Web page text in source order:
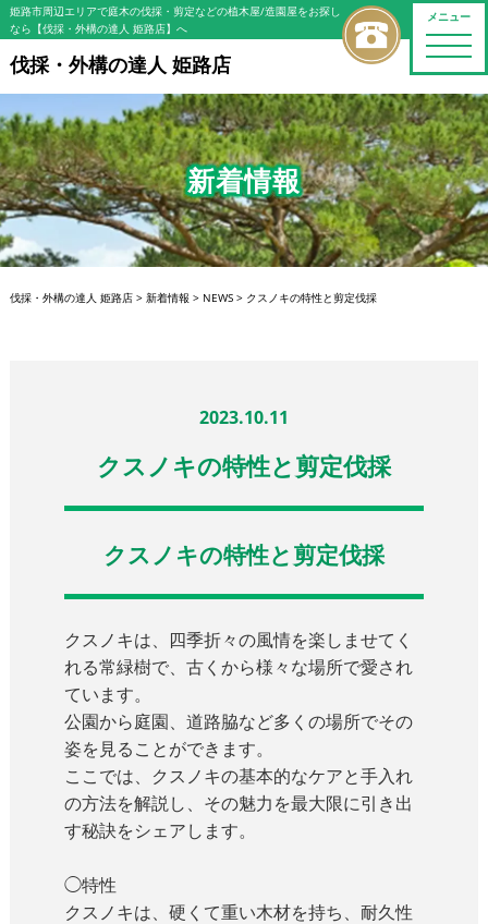
メニュー
toggle
姫路市周辺エリアで庭木の伐採・剪定などの植木屋/造園屋をお探し
なら【伐採・外構の達人 姫路店】へ
伐採・外構の達人 姫路店
新着情報
伐採・外構の達人 姫路店> 新着情報 > NEWS> クスノキの特性と剪定伐採
2023.10.11
クスノキの特性と剪定伐採
クスノキの特性と剪定伐採
クスノキは、四季折々の風情を楽しませてく
れる常緑樹で、古くから様々な場所で愛され
ています。
公園から庭園、道路脇など多くの場所でその
姿を見ることができます。
ここでは、クスノキの基本的なケアと手入れ
の方法を解説し、その魅力を最大限に引き出
す秘訣をシェアします。
◯特性
クスノキは、硬くて重い木材を持ち、耐久性